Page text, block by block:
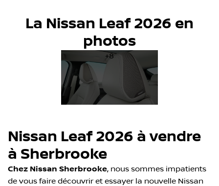
La Nissan Leaf 2026 en
photos
+8
Nissan Leaf 2026 à vendre
à Sherbrooke
Chez Nissan Sherbrooke, nous sommes impatients
de vous faire découvrir et essayer la nouvelle Nissan